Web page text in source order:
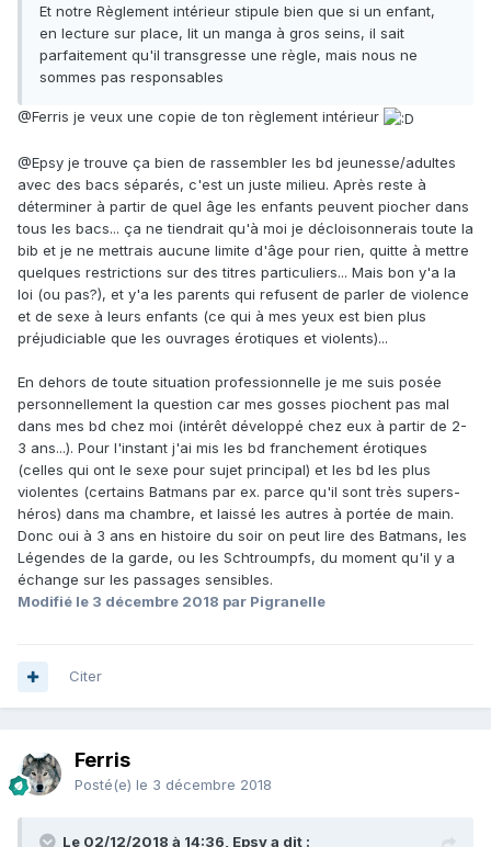
Et notre Règlement intérieur stipule bien que si un enfant,
en lecture sur place, lit un manga à gros seins, il sait
parfaitement qu'il transgresse une règle, mais nous ne
sommes pas responsables
@Ferris je veux une copie de ton règlement intérieur
@Epsy je trouve ça bien de rassembler les bd jeunesse/adultes
avec des bacs séparés, c'est un juste milieu. Après reste à
déterminer à partir de quel âge les enfants peuvent piocher dans
tous les bacs... ça ne tiendrait qu'à moi je décloisonnerais toute la
bib et je ne mettrais aucune limite d'âge pour rien, quitte à mettre
quelques restrictions sur des titres particuliers... Mais bon y'a la
loi (ou pas?), et y'a les parents qui refusent de parler de violence
et de sexe à leurs enfants (ce qui à mes yeux est bien plus
préjudiciable que les ouvrages érotiques et violents)...
En dehors de toute situation professionnelle je me suis posée
personnellement la question car mes gosses piochent pas mal
dans mes bd chez moi (intérêt développé chez eux à partir de 2-
3 ans...). Pour l'instant j'ai mis les bd franchement érotiques
(celles qui ont le sexe pour sujet principal) et les bd les plus
violentes (certains Batmans par ex. parce qu'il sont très supers-
héros) dans ma chambre, et laissé les autres à portée de main.
Donc oui à 3 ans en histoire du soir on peut lire des Batmans, les
Légendes de la garde, ou les Schtroumpfs, du moment qu'il y a
échange sur les passages sensibles.
Modifié le 3 décembre 2018 par Pigranelle
Citer
Ferris
Posté(e) le 3 décembre 2018
Le 02/12/2018 à 14:36, Epsy a dit :